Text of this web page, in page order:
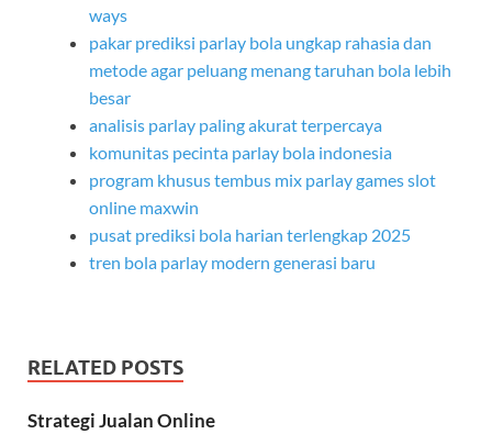
ways
pakar prediksi parlay bola ungkap rahasia dan
metode agar peluang menang taruhan bola lebih
besar
analisis parlay paling akurat terpercaya
komunitas pecinta parlay bola indonesia
program khusus tembus mix parlay games slot
online maxwin
pusat prediksi bola harian terlengkap 2025
tren bola parlay modern generasi baru
RELATED POSTS
Strategi Jualan Online